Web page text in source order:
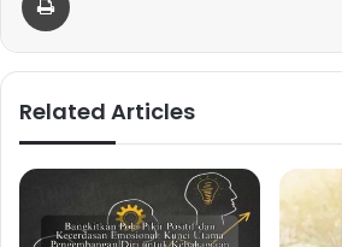
Related Articles